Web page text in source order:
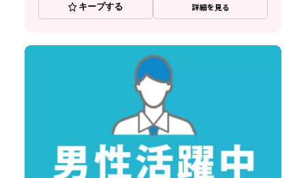
キープする 詳細を見る